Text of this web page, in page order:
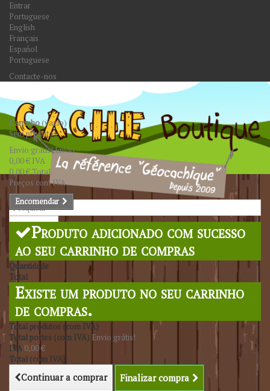
Entrar
Portuguese
English
Français
Español
Portuguese
Contacte-nos
Pesquisar
Carrinho(vazio)
Sem produtos
Envio grátis!Envio
0,00 € IVA
0,00 €Total
Preços com IVA
Encomendar
Produto adicionado com sucesso
ao seu carrinho de compras
Quantidade
Total
Existe um produto no seu carrinho
de compras.
Total produtos (com IVA)
Total portes (com IVA) Envio grátis!
IVA 0,00 €
Total (com IVA)
Continuar a comprar Finalizar compra